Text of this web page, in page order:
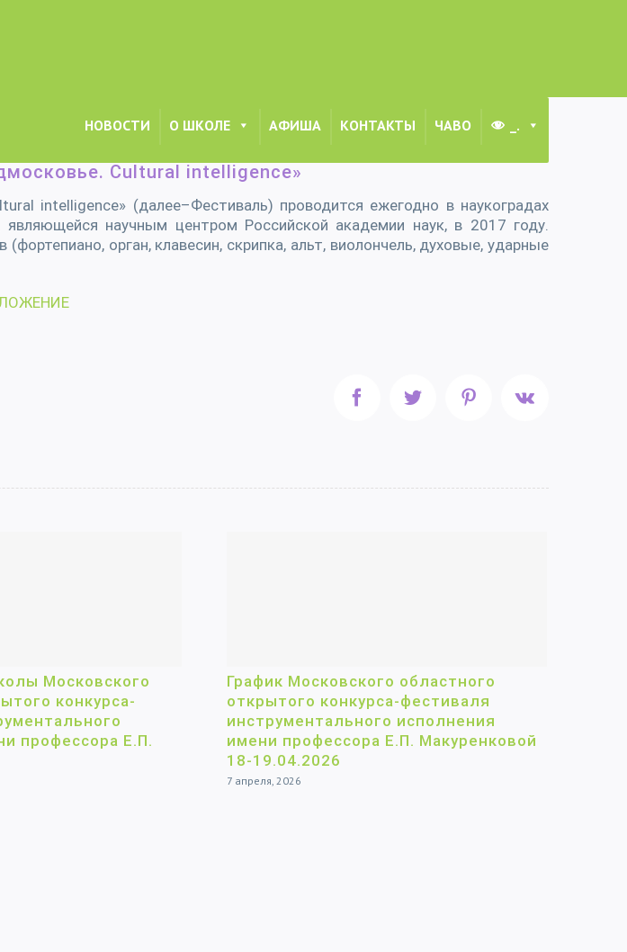
НОВОСТИ О ШКОЛЕ АФИША КОНТАКТЫ ЧАВО _.
Московский открытый музыкальный фестиваль «Подмосковье. Cultural intelligence»
Cultural intelligence»
intelligence» (далее–Фестиваль) проводится ежегодно в наукоградах
научным центром Российской академии наук, в 2017 году.
орган, клавесин, скрипка, альт, виолончель, духовые, ударные
FacebookTwitter PinterestVk
Московского
конкурса-
профессора Е.П.
График Московского областного
открытого конкурса-фестиваля
инструментального исполнения
имени профессора Е.П. Макуренковой
18-19.04.2026
7 апреля, 2026